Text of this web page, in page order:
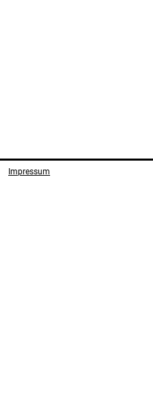
Impressum